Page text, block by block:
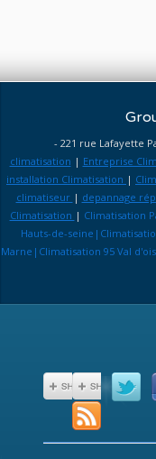
- 221 rue Lafayette
climatisation | Entreprise
installation Climatisation |
climatiseur | depannage
Climatisation | Climatisation
Hauts-de-
Marne|Climatisation 95 Val